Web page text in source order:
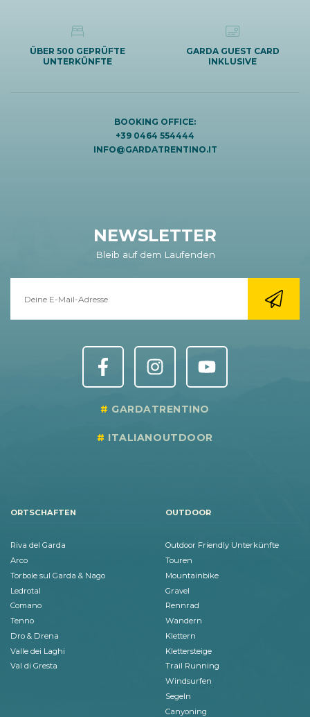
ÜBER 500 GEPRÜFTE
UNTERKÜNFTE
GARDA GUEST CARD
INKLUSIVE
BOOKING OFFICE:
+39 0464 554444
INFO@GARDATRENTINO.IT
NEWSLETTER
Bleib auf dem Laufenden
GARDATRENTINO
ITALIANOUTDOOR
ORTSCHAFTEN
Riva del Garda
Arco
Torbole sul Garda & Nago
Ledrotal
Comano
Tenno
Dro & Drena
Valle dei Laghi
Val di Gresta
OUTDOOR
Outdoor Friendly Unterkünfte
Touren
Mountainbike
Gravel
Rennrad
Wandern
Klettern
Klettersteige
Trail Running
Windsurfen
Segeln
Canyoning